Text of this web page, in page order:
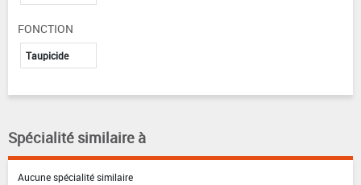
FONCTION
Taupicide
Spécialité similaire à
Aucune spécialité similaire